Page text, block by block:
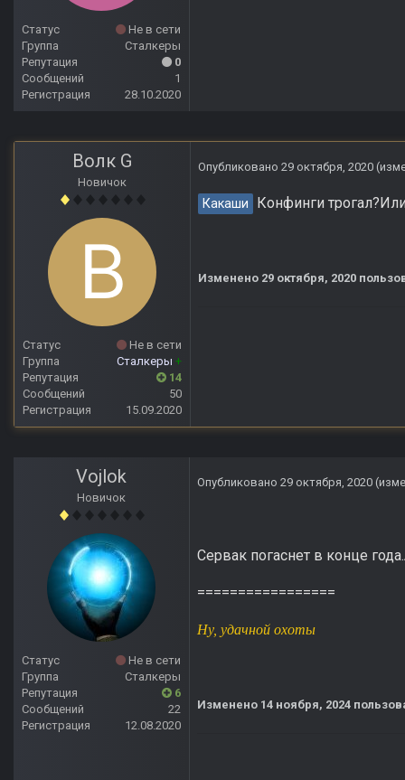
Статус
Не в сети
Группа
Сталкеры
Репутация
0
Сообщений
1
Регистрация
28.10.2020
Волк G
Новичок
Статус
Не в сети
Группа
Сталкеры +
Репутация
14
Сообщений
50
Регистрация
15.09.2020
Опубликовано 29 октября, 2020
Какаши Конфинги
Изменено 29 октября, 2020
Vojlok
Новичок
Статус
Не в сети
Группа
Сталкеры
Репутация
6
Сообщений
22
Регистрация
12.08.2020
Опубликовано 29 октября, 2020
Сервак погаснет в конце
=================
Ну, удачной охоты
Изменено 14 ноября, 2024